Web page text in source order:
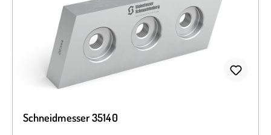
Schneidmesser 35140